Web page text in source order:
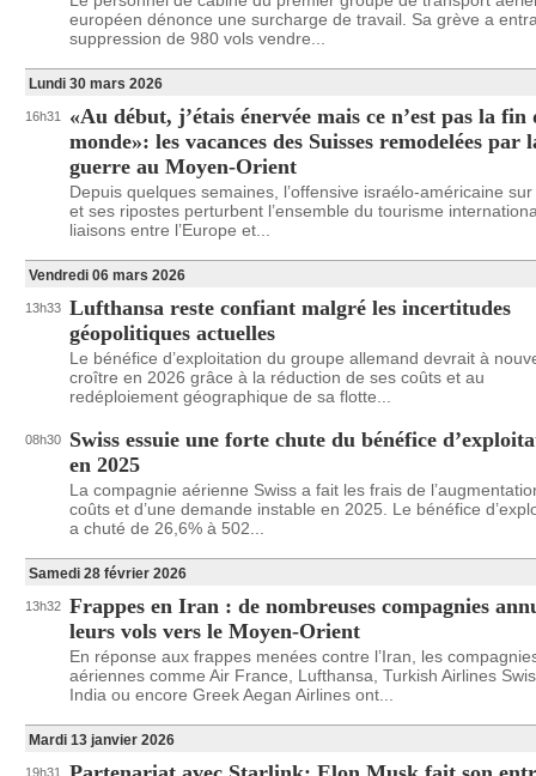
européen dénonce une surcharge de travail. Sa grève a
suppression de 980 vols vendre...
Lundi 30 mars 2026
16h31
«Au début, j’étais énervée mais ce n’est pas la fin
monde»: les vacances des Suisses remodelées par
guerre au Moyen-Orient
Depuis quelques semaines, l’offensive israélo-américaine sur
et ses ripostes perturbent l’ensemble du tourisme
liaisons entre l’Europe et...
Vendredi 06 mars 2026
13h33 Lufthansa reste confiant malgré les incertitudes
géopolitiques actuelles
Le bénéfice d’exploitation du groupe allemand devrait à
croître en 2026 grâce à la réduction de ses coûts et au
redéploiement géographique de sa flotte...
08h30
Swiss essuie une forte chute du bénéfice
en 2025
La compagnie aérienne Swiss a fait les frais de
coûts et d’une demande instable en 2025. Le bénéfice
a chuté de 26,6% à 502...
Samedi 28 février 2026
13h32 Frappes en Iran : de nombreuses compagnies
leurs vols vers le Moyen-Orient
En réponse aux frappes menées contre l’Iran, les
aériennes comme Air France, Lufthansa, Turkish Airlines
India ou encore Greek Aegan Airlines ont...
Mardi 13 janvier 2026
19h31